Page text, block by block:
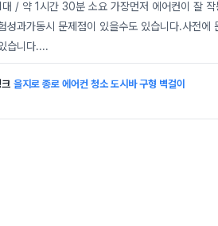
대 / 약 1시간 30분 소요 가장먼저 에어컨이 잘
성과가동시 문제점이 있을수도 있습니다.사전
습니다....
을지로 종로 에어컨 청소 도시바 구형 벽걸이